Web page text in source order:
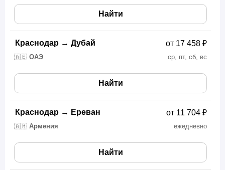
Найти
Краснодар → Дубай
🇦🇪 ОАЭ ср, пт, сб, вс
от 17 458 ₽
Найти
Краснодар → Ереван
🇦🇲 Армения ежедневно
от 11 704 ₽
Найти